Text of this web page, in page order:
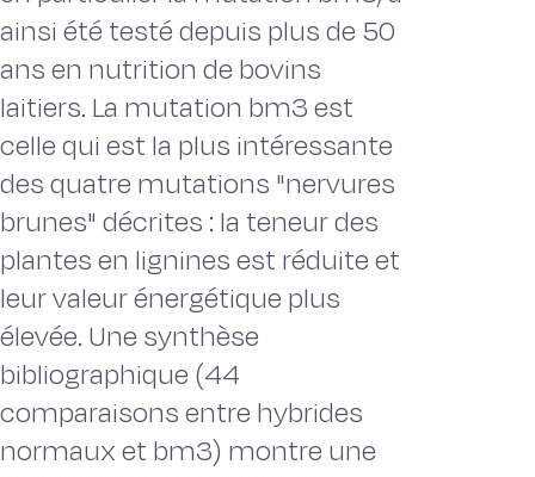
ainsi été testé depuis plus de 50
ans en nutrition de bovins
laitiers. La mutation bm3 est
celle qui est la plus intéressante
des quatre mutations "nervures
brunes" décrites : la teneur des
plantes en lignines est réduite et
leur valeur énergétique plus
élevée. Une synthèse
bibliographique (44
comparaisons entre hybrides
normaux et bm3) montre une